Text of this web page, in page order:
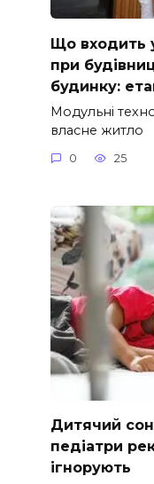
Що входить
при
будинку:
Модульні
власне житло
0 25
Дитячий
педіатри
ігнорують